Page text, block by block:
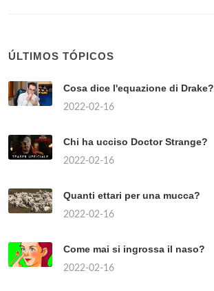
ÚLTIMOS TÓPICOS
Cosa dice l'equazione di Drake?
2022-02-16
Chi ha ucciso Doctor Strange?
2022-02-16
Quanti ettari per una mucca?
2022-02-16
Come mai si ingrossa il naso?
2022-02-16